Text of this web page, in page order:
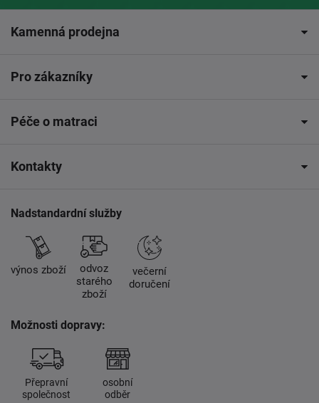
Kamenná prodejna
Pro zákazníky
Péče o matraci
Kontakty
Nadstandardní služby
výnos zboží
odvoz
starého
zboží
večerní
doručení
Možnosti dopravy:
Přepravní
společnost
osobní
odběr